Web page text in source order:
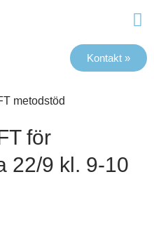
Kontakt »
metodstöd
för
22/9 kl. 9-10